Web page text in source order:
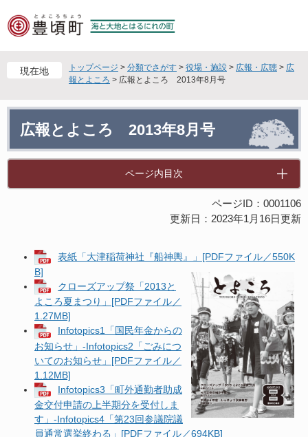
ー
す
ニ
し
文
現在地 トップページ > 分類でさがす > 役場・施設 > 広報・広聴 > 広
報とよころ > 広報とよころ 2013年8月号
広報とよころ 2013年8月号
ページ内目次
ページID：0001106
更新日：2023年1月16日更新
表紙「大津稲荷神社『船神輿』」[PDFファイル／550K
B]
クローズアップ祭「2013と
よころ夏まつり」[PDFファイル／
1.27MB]
Infotopics1「国民年金からの
お知らせ」-Infotopics2「ごみにつ
いてのお知らせ」[PDFファイル／
1.12MB]
Infotopics3「町外通勤者助成
金交付申請の上半期分を受付しま
す」-Infotopics4「第23回参議院議
員通常選挙終わる」[PDFファイル／694KB]